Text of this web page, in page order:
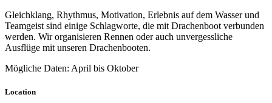
Gleichklang, Rhythmus, Motivation, Erlebnis auf dem Wasser und
Teamgeist sind einige Schlagworte, die mit Drachenboot verbunden
werden. Wir organisieren Rennen oder auch unvergessliche
Ausflüge mit unseren Drachenbooten.
Mögliche Daten: April bis Oktober
Location